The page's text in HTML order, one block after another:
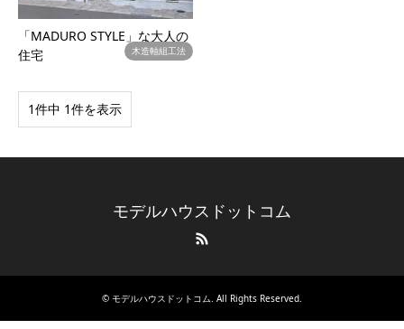
「MADURO STYLE」な大人の
住宅
木造軸組工法
1件中 1件を表示
モデルハウスドットコム
© モデルハウスドットコム . All Rights Reserved.